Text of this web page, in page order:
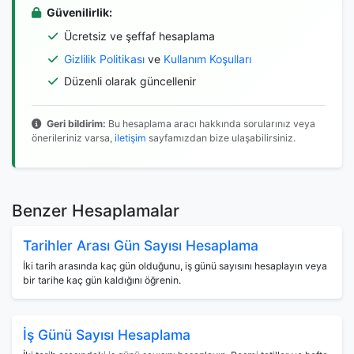
Güvenilirlik:
Ücretsiz ve şeffaf hesaplama
Gizlilik Politikasıve Kullanım Koşulları
Düzenli olarak güncellenir
Geri bildirim: Bu hesaplama aracı hakkında sorularınız veya
önerileriniz varsa, iletişim sayfamızdan bize ulaşabilirsiniz.
Benzer Hesaplamalar
Tarihler Arası Gün Sayısı Hesaplama
İki tarih arasında kaç gün olduğunu, iş günü sayısını hesaplayın veya
bir tarihe kaç gün kaldığını öğrenin.
İş Günü Sayısı Hesaplama